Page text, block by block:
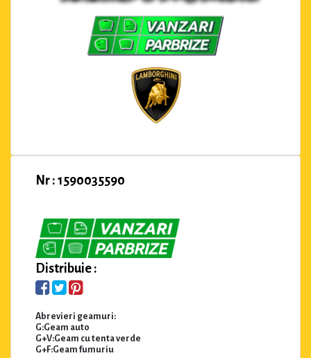
Nr : 1590035590
Distribuie :
Abrevieri geamuri:
G:Geam auto
G+V:Geam cu tenta verde
G+F:Geam fumuriu